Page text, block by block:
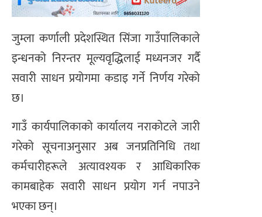
जुम्ला कर्णाली प्रदेशस्थित सिंजा गाउँपालिकाले
इन्धनको निरन्तर मूल्यवृद्धिलाई मध्यनजर गर्दै
सवारी साधन प्रयोगमा कडाइ गर्ने निर्णय गरेको
छ।
गाउँ कार्यपालिकाको कार्यालय नराकोटले जारी
गरेको सूचनाअनुसार अब जनप्रतिनिधि तथा
कर्मचारीहरूले अत्यावश्यक र आधिकारिक
कामबाहेक सवारी साधन प्रयोग गर्न नपाउने
भएका छन्।